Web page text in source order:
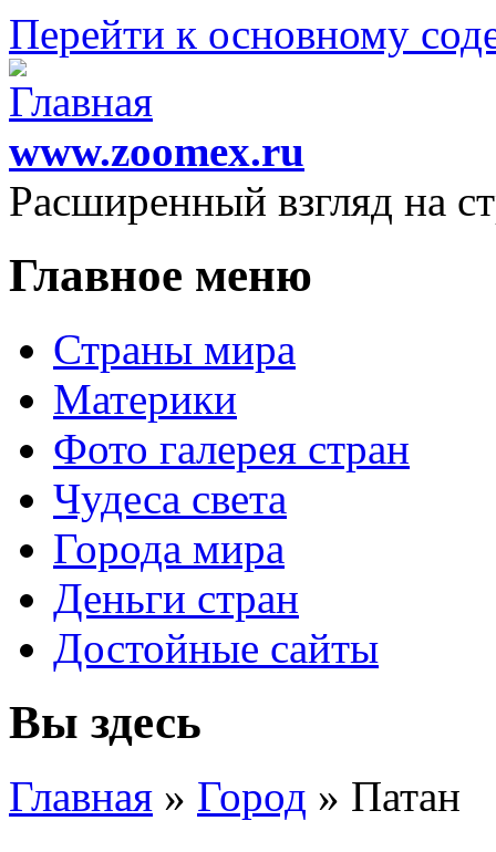
Перейти к основному
www.zoomex.ru
Расширенный взгляд на
Главное меню
Страны мира
Материки
Фото галерея стран
Чудеса света
Города мира
Деньги стран
Достойные сайты
Вы здесь
Главная » Город » Патан